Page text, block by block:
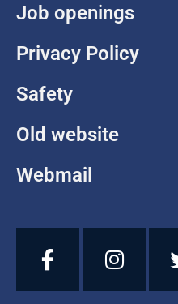
Job openings
Privacy Policy
Safety
Old website
Webmail